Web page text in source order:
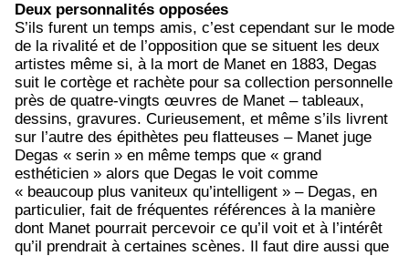
Deux personnalités opposées
S’ils furent un temps amis, c’est cependant sur le mode
de la rivalité et de l’opposition que se situent les deux
artistes même si, à la mort de Manet en 1883, Degas
suit le cortège et rachète pour sa collection personnelle
près de quatre-vingts œuvres de Manet – tableaux,
dessins, gravures. Curieusement, et même s’ils livrent
sur l’autre des épithètes peu flatteuses – Manet juge
Degas « serin » en même temps que « grand
esthéticien » alors que Degas le voit comme
« beaucoup plus vaniteux qu’intelligent » – Degas, en
particulier, fait de fréquentes références à la manière
dont Manet pourrait percevoir ce qu’il voit et à l’intérêt
qu’il prendrait à certaines scènes. Il faut dire aussi que